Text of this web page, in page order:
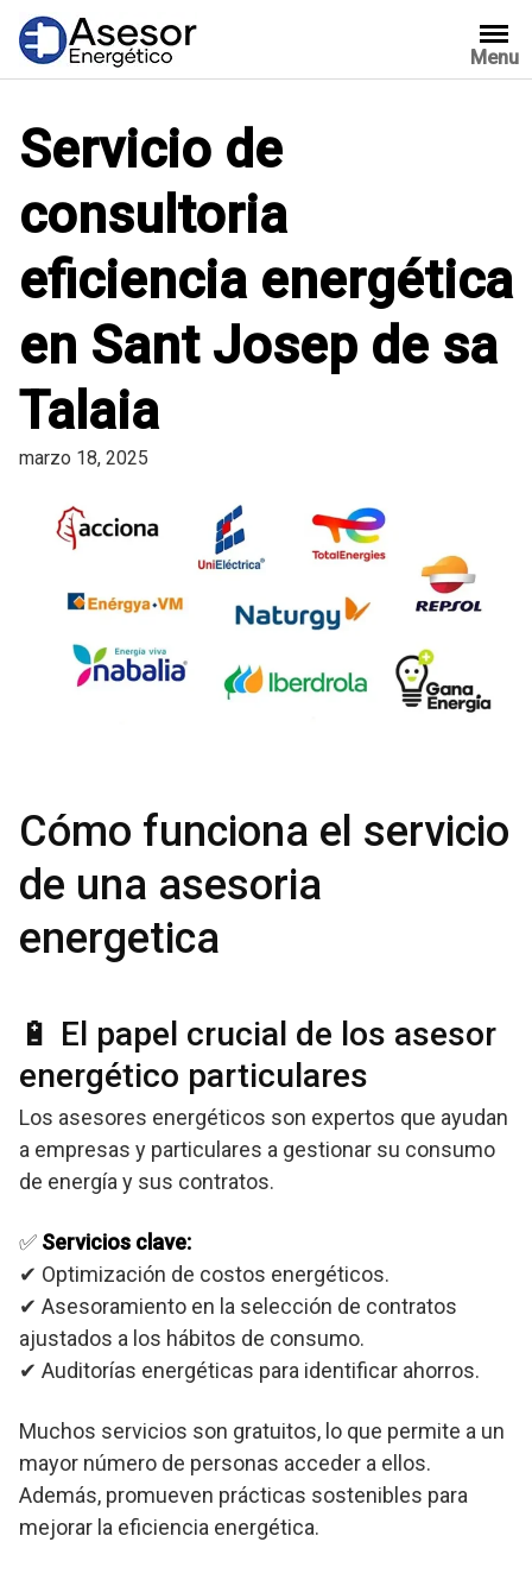
Saltar
contenido
Menu
Servicio de
consultoria
eficiencia energética
en Sant Josep de sa
Talaia
marzo 18, 2025
Cómo funciona el servicio
de una asesoria
energetica
🔋 El papel crucial de los asesor
energético particulares
Los asesores energéticos son expertos que ayudan
a empresas y particulares a gestionar su consumo
de energía y sus contratos.
✅ Servicios clave:
✔ Optimización de costos energéticos.
✔ Asesoramiento en la selección de contratos
ajustados a los hábitos de consumo.
✔ Auditorías energéticas para identificar ahorros.
Muchos servicios son gratuitos, lo que permite a un
mayor número de personas acceder a ellos.
Además, promueven prácticas sostenibles para
mejorar la eficiencia energética.